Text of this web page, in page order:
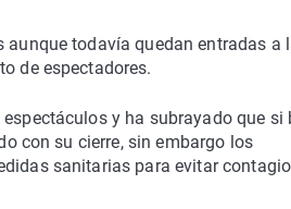
todavía quedan entradas a
de espectadores.
y ha subrayado que si
con su cierre, sin embargo los
sanitarias para evitar